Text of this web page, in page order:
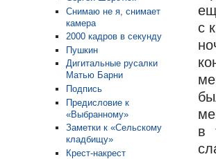
Снимаю не я, снимает
камера
2000 кадров в секунду
Пушкин
Дигитальные русалки
Матью Барни
Подпись
Предисловие к
«Выбранному»
Заметки к «Сельскому
кладбищу»
Крест-накрест
с
в